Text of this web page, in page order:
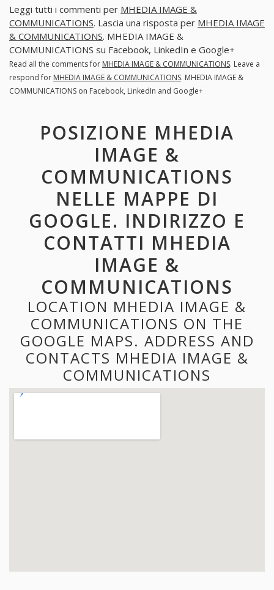
Leggi tutti i commenti per MHEDIA IMAGE &
COMMUNICATIONS. Lascia una risposta per MHEDIA IMAGE
& COMMUNICATIONS. MHEDIA IMAGE &
COMMUNICATIONS su Facebook, LinkedIn e Google+
Read all the comments for MHEDIA IMAGE & COMMUNICATIONS. Leave a
respond for MHEDIA IMAGE & COMMUNICATIONS. MHEDIA IMAGE &
COMMUNICATIONS on Facebook, LinkedIn and Google+
POSIZIONE MHEDIA
IMAGE &
COMMUNICATIONS
NELLE MAPPE DI
GOOGLE. INDIRIZZO E
CONTATTI MHEDIA
IMAGE &
COMMUNICATIONS
LOCATION MHEDIA IMAGE &
COMMUNICATIONS ON THE
GOOGLE MAPS. ADDRESS AND
CONTACTS MHEDIA IMAGE &
COMMUNICATIONS